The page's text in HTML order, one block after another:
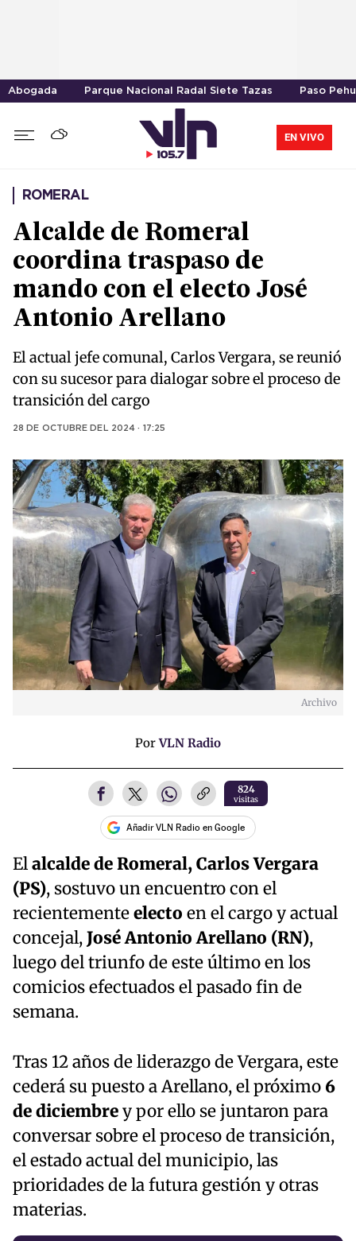
Abogada Parque Nacional Radal Siete Tazas Paso
EN VIVO
ROMERAL
Alcalde de Romeral
coordina traspaso de
mando con el electo José
Antonio Arellano
El actual jefe comunal, Carlos Vergara, se reunió
con su sucesor para dialogar sobre el proceso de
transición del cargo
28 DE OCTUBRE DEL 2024 · 17:25
Archivo
PorVLN Radio
824
visitas
Añadir VLN Radio en Google
Elalcalde de Romeral, Carlos Vergara
(PS), sostuvo un encuentro con el
recientementeelecto en el cargo y actual
concejal,José Antonio Arellano (RN),
luego del triunfo de este último en los
comicios efectuados el pasado fin de
semana.
Tras 12 años de liderazgo de Vergara, este
cederá su puesto a Arellano, el próximo 6
de diciembrey por ello se juntaron para
conversar sobre el proceso de transición,
el estado actual del municipio, las
prioridades de la futura gestión y otras
materias.